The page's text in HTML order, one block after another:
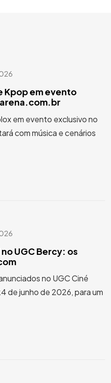
Kpop em evento
em evento exclusivo no
com música e cenários
UGC Bercy: os
no UGC Ciné
de junho de 2026, para um